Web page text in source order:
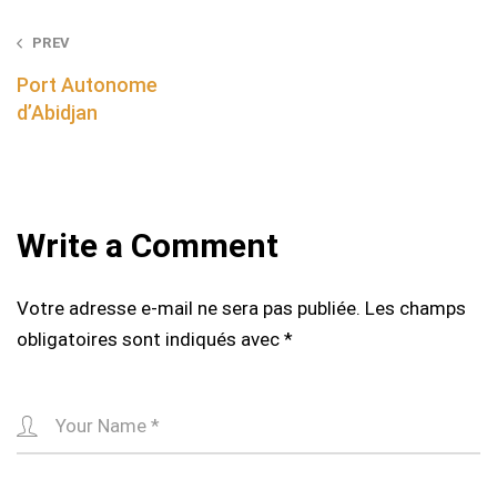
Post
navigation
PREV
Port Autonome
d’Abidjan
Write a Comment
Votre adresse e-mail ne sera pas publiée. Les champs
obligatoires sont indiqués avec *